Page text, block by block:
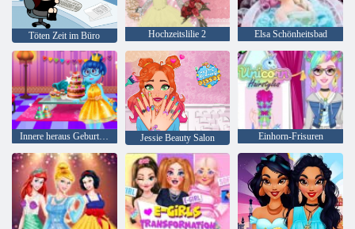
Töten Zeit im Büro Hochzeitslilie 2 Elsa Schönheitsbad
Innere heraus Geburtstagsfeier Jessie Beauty Salon Einhorn-Frisuren